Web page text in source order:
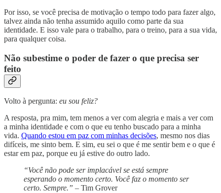
Por isso, se você precisa de motivação o tempo todo para fazer algo,
talvez ainda não tenha assumido aquilo como parte da sua
identidade. E isso vale para o trabalho, para o treino, para a sua vida,
para qualquer coisa.
Não subestime o poder de fazer o que precisa ser
feito
Volto à pergunta: eu sou feliz?
A resposta, pra mim, tem menos a ver com alegria e mais a ver com
a minha identidade e com o que eu tenho buscado para a minha
vida. Quando estou em paz com minhas decisões, mesmo nos dias
difíceis, me sinto bem. E sim, eu sei o que é me sentir bem e o que é
estar em paz, porque eu já estive do outro lado.
“Você não pode ser implacável se está sempre
esperando o momento certo. Você faz o momento ser
certo. Sempre.” – Tim Grover